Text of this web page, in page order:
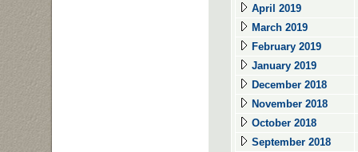
April 2019
March 2019
February 2019
January 2019
December 2018
November 2018
October 2018
September 2018